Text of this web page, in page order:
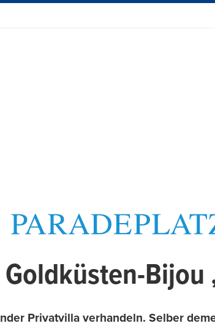
Bijou
Privatvilla verhandeln. Selber